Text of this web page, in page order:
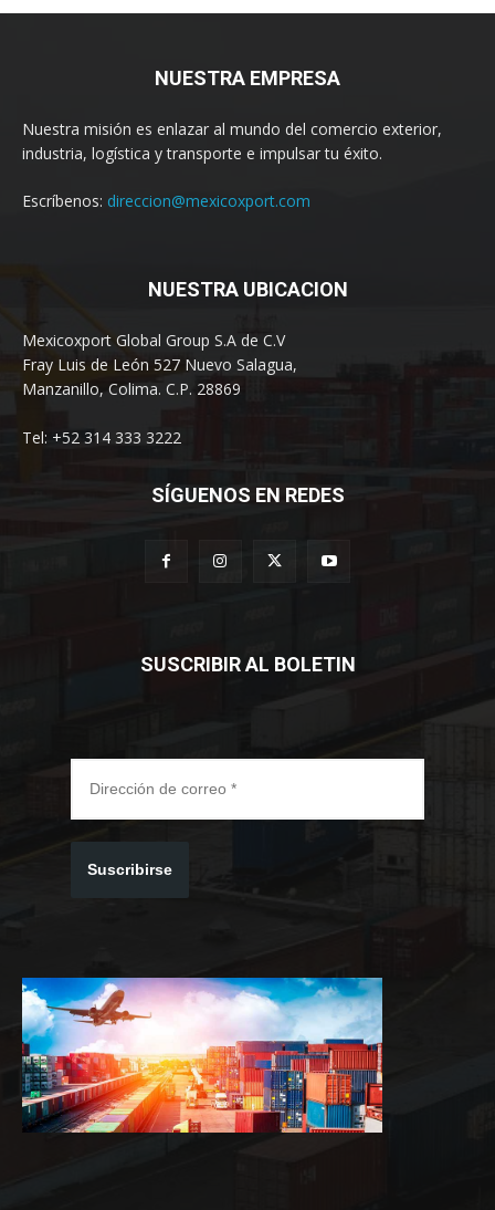
NUESTRA EMPRESA
Nuestra misión es enlazar al mundo del comercio exterior,
industria, logística y transporte e impulsar tu éxito.
Escríbenos: direccion@mexicoxport.com
NUESTRA UBICACION
Mexicoxport Global Group S.A de C.V
Fray Luis de León 527 Nuevo Salagua,
Manzanillo, Colima. C.P. 28869
Tel: +52 314 333 3222
SÍGUENOS EN REDES
SUSCRIBIR AL BOLETIN
Suscribirse